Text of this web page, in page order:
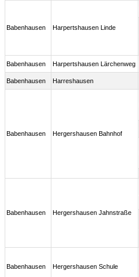
Babenhausen Harpertshausen Linde
Babenhausen Harpertshausen Lärchenweg
Babenhausen Harreshausen
Babenhausen Hergershausen Bahnhof
Babenhausen Hergershausen Jahnstraße
Babenhausen Hergershausen Schule